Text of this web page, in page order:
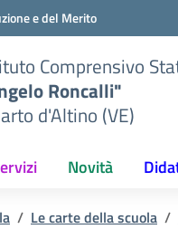
e del Merito
Comprensivo
Roncalli"
d'Altino (VE)
Novità
Le carte della scuola